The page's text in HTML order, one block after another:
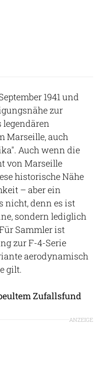
1941 und
zur
legendären
Marseille, auch
Auch wenn die
von Marseille
historische Nähe
– aber ein
nicht, denn es ist
sondern lediglich
Sammler ist
zur F-4-Serie
aerodynamisch
gilt.
Zufallsfund
ANZEIGE